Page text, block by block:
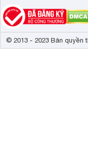
© 2013 - 2023 Bản quyền